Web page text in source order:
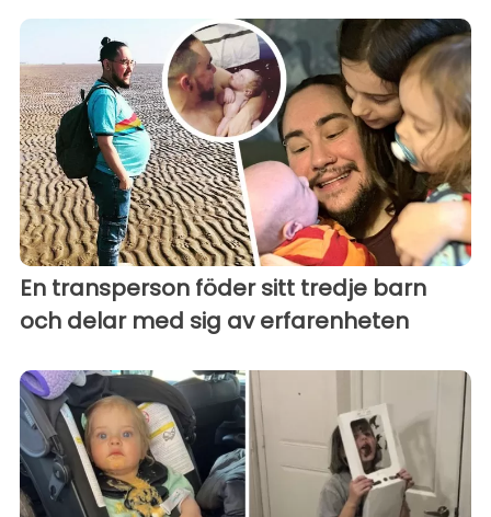
En transperson föder sitt tredje barn
och delar med sig av erfarenheten